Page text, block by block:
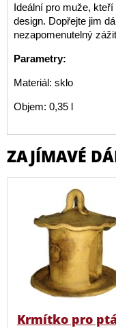
Ideální pro muže,
design. Dopřejte jim
nezapomenutelný
Parametry:
Materiál: sklo
Objem: 0,35 l
ZAJÍMAVÉ
Krmítko pro